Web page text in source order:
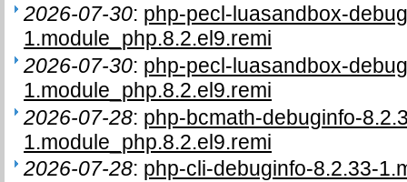
2026-07-30: php-pecl-luasandbox-
1.module_php.8.2.el9.remi
2026-07-30: php-pecl-luasandbox-
1.module_php.8.2.el9.remi
2026-07-28: php-bcmath-debuginfo-
1.module_php.8.2.el9.remi
2026-07-28: php-cli-debuginfo-8.2.33-